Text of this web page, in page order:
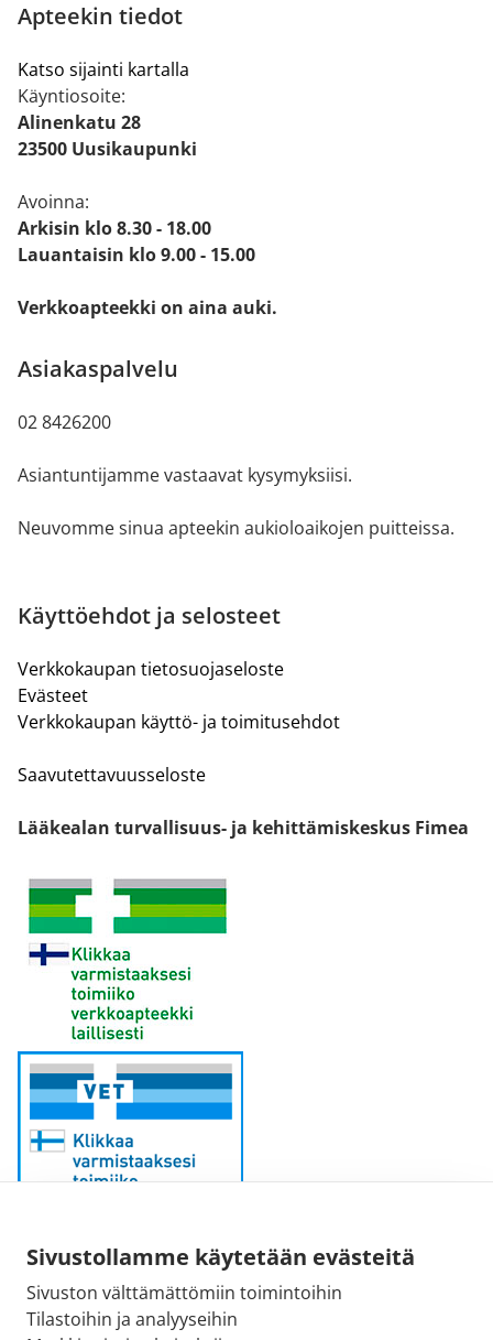
Sivustollamme käytetään evästeitä
Sivuston välttämättömiin toimintoihin
Tilastoihin ja analyyseihin
Apteekin tiedot
Katso sijainti kartalla
Käyntiosoite:
Alinenkatu 28
23500 Uusikaupunki
Avoinna:
Arkisin klo 8.30 - 18.00
Lauantaisin klo 9.00 - 15.00
Verkkoapteekki on aina auki.
Asiakaspalvelu
02 8426200
Asiantuntijamme vastaavat kysymyksiisi.
Neuvomme sinua apteekin aukioloaikojen puitteissa.
Käyttöehdot ja selosteet
Verkkokaupan tietosuojaseloste
Evästeet
Verkkokaupan käyttö- ja toimitusehdot
Saavutettavuusseloste
Lääkealan turvallisuus- ja kehittämiskeskus Fimea
Sähköpostiosoite:
kirjaamo@fimea.fi